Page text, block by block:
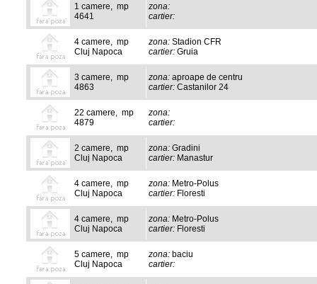
1 camere, mp
4641
zona:
cartier:
4 camere, mp
Cluj Napoca
zona: Stadion CFR
cartier: Gruia
3 camere, mp
4863
zona: aproape de centru
cartier: Castanilor 24
22 camere, mp
4879
zona:
cartier:
2 camere, mp
Cluj Napoca
zona: Gradini
cartier: Manastur
4 camere, mp
Cluj Napoca
zona: Metro-Polus
cartier: Floresti
4 camere, mp
Cluj Napoca
zona: Metro-Polus
cartier: Floresti
5 camere, mp
Cluj Napoca
zona: baciu
cartier: